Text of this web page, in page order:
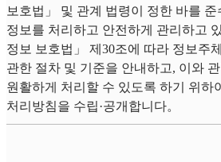
보호법」 및 관계 법령이 정한 바를
정보를 처리하고 안전하게 관리하고
정보 보호법」 제30조에 따라 정보주
관한 절차 및 기준을 안내하고, 이와
원활하게 처리할 수 있도록 하기 위하
처리방침을 수립·공개합니다。